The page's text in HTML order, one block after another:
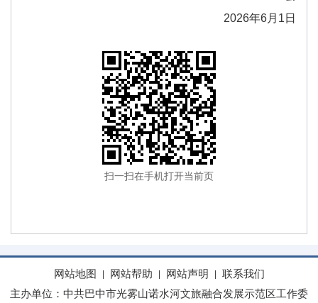
2026年6月1日
扫一扫在手机打开当前页
网站地图 网站帮助 网站声明
联系我们
主办单位：中共巴中市光雾山诺水河文旅融合发展示范区工作委